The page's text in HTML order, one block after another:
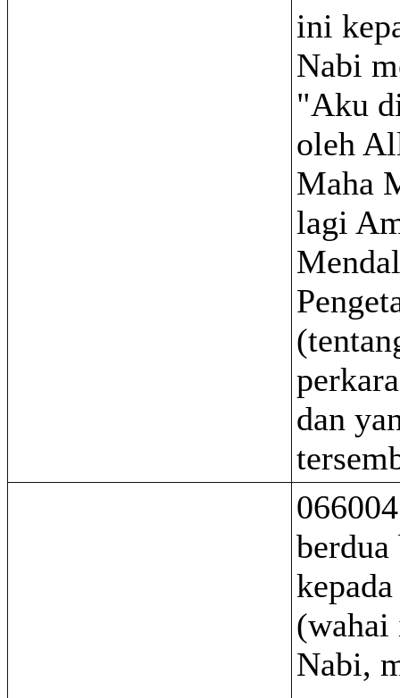
ini
Nabi
"Aku
oleh
Maha
lagi
dan
berdua
Nabi,